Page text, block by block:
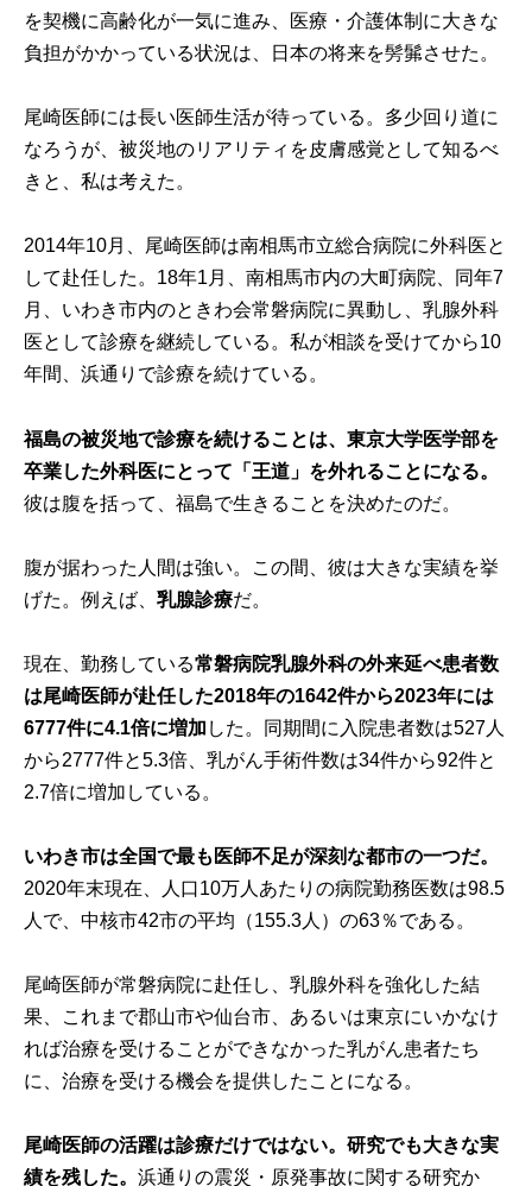
を契機に高齢化が一気に進み、医療・介護体制に大きな
負担がかかっている状況は、日本の将来を髣髴させた。
尾崎医師には長い医師生活が待っている。多少回り道に
なろうが、被災地のリアリティを皮膚感覚として知るべ
きと、私は考えた。
2014年10月、尾崎医師は南相馬市立総合病院に外科医と
して赴任した。18年1月、南相馬市内の大町病院、同年7
月、いわき市内のときわ会常磐病院に異動し、乳腺外科
医として診療を継続している。私が相談を受けてから10
年間、浜通りで診療を続けている。
福島の被災地で診療を続けることは、東京大学医学部を
卒業した外科医にとって「王道」を外れることになる。
彼は腹を括って、福島で生きることを決めたのだ。
腹が据わった人間は強い。この間、彼は大きな実績を挙
げた。例えば、乳腺診療だ。
現在、勤務している常磐病院乳腺外科の外来延べ患者数
は尾崎医師が赴任した2018年の1642件から2023年には
6777件に4.1倍に増加 した。同期間に入院患者数は527人
から2777件と5.3倍、乳がん手術件数は34件から92件と
2.7倍に増加している。
いわき市は全国で最も医師不足が深刻な都市の一つだ。
2020年末現在、人口10万人あたりの病院勤務医数は98.5
人で、中核市42市の平均（155.3人）の63％である。
尾崎医師が常磐病院に赴任し、乳腺外科を強化した結
果、これまで郡山市や仙台市、あるいは東京にいかなけ
れば治療を受けることができなかった乳がん患者たち
に、治療を受ける機会を提供したことになる。
尾崎医師の活躍は診療だけではない。研究でも大きな実
績を残した。浜通りの震災・原発事故に関する研究か